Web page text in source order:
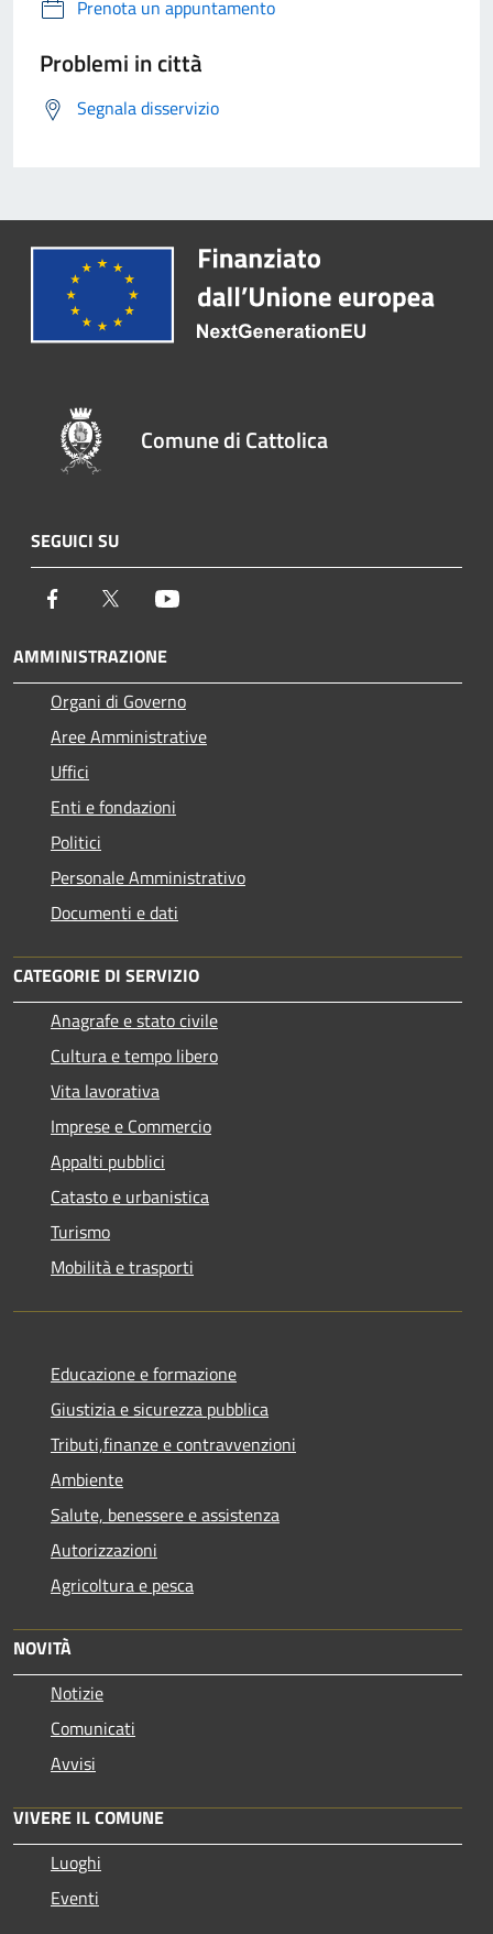
Prenota un appuntamento
Problemi in città
Segnala disservizio
Comune di Cattolica
SEGUICI SU
Facebook Twitter
AMMINISTRAZIONE
Organi di Governo
Aree Amministrative
Uffici
Enti e fondazioni
Politici
Personale Amministrativo
Documenti e dati
CATEGORIE DI SERVIZIO
Anagrafe e stato civile
Cultura e tempo libero
Vita lavorativa
Imprese e Commercio
Appalti pubblici
Catasto e urbanistica
Turismo
Mobilità e trasporti
Educazione e formazione
Giustizia e sicurezza pubblica
Tributi,finanze e contravvenzioni
Ambiente
Salute, benessere e assistenza
Autorizzazioni
Agricoltura e pesca
NOVITÀ
Notizie
Comunicati
Avvisi
VIVERE IL COMUNE
Luoghi
Eventi